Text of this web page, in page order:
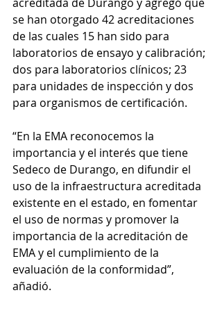
se han otorgado 42 acreditaciones
de las cuales 15 han sido para
laboratorios de ensayo y calibración;
dos para laboratorios clínicos; 23
para unidades de inspección y dos
para organismos de certificación.
“En la EMA reconocemos la
importancia y el interés que tiene
Sedeco de Durango, en difundir el
uso de la infraestructura acreditada
existente en el estado, en fomentar
el uso de normas y promover la
importancia de la acreditación de
EMA y el cumplimiento de la
evaluación de la conformidad”,
añadió.